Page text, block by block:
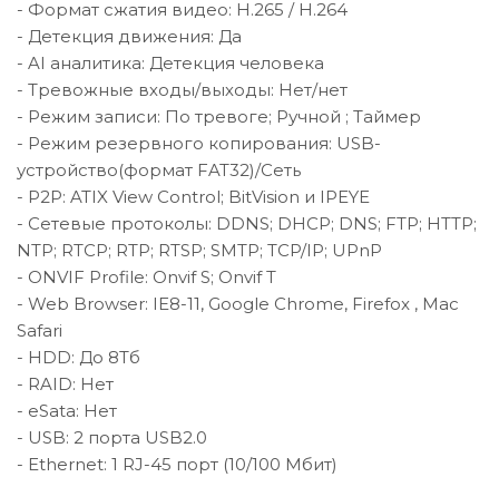
- Формат сжатия видео: H.265 / H.264
- Детекция движения: Да
- AI аналитика: Детекция человека
- Тревожные входы/выходы: Нет/нет
- Режим записи: По тревоге; Ручной ; Таймер
- Режим резервного копирования: USB-
устройство(формат FAT32)/Сеть
- P2P: ATIX View Control; BitVision и IPEYE
- Сетевые протоколы: DDNS; DHCP; DNS; FTP; HTTP;
NTP; RTCP; RTP; RTSP; SMTP; TCP/IP; UPnP
- ONVIF Profile: Onvif S; Onvif T
- Web Browser: IE8-11, Google Chrome, Firefox , Mac
Safari
- HDD: До 8Тб
- RAID: Нет
- eSata: Нет
- USB: 2 порта USB2.0
- Ethernet: 1 RJ-45 порт (10/100 Мбит)